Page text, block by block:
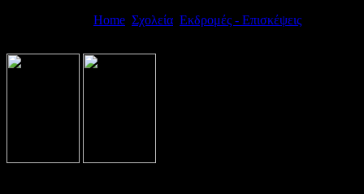
Home Σχολεία Εκδρομές - Επισκέψεις